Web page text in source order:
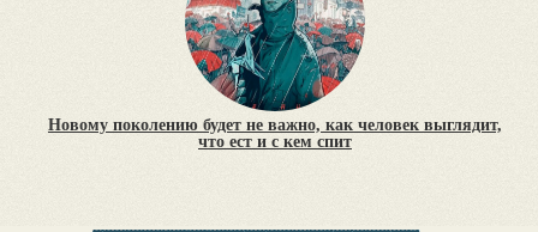
Новому поколению будет не важно, как человек выглядит,
что ест и с кем спит